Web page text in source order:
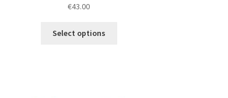
€43.00
Select options